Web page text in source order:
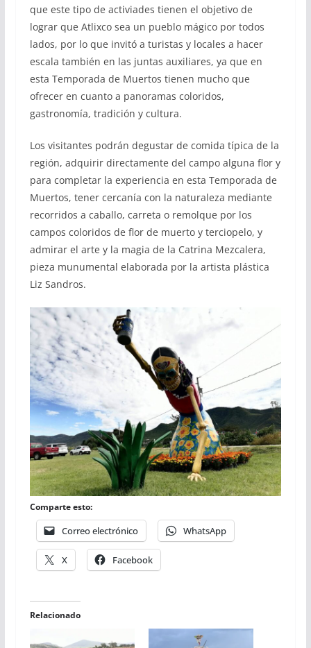
que este tipo de activiades tienen el objetivo de
lograr que Atlixco sea un pueblo mágico por todos
lados, por lo que invitó a turistas y locales a hacer
escala también en las juntas auxiliares, ya que en
esta Temporada de Muertos tienen mucho que
ofrecer en cuanto a panoramas coloridos,
gastronomía, tradición y cultura.
Los visitantes podrán degustar de comida típica de la
región, adquirir directamente del campo alguna flor y
para completar la experiencia en esta Temporada de
Muertos, tener cercanía con la naturaleza mediante
recorridos a caballo, carreta o remolque por los
campos coloridos de flor de muerto y terciopelo, y
admirar el arte y la magia de la Catrina Mezcalera,
pieza munumental elaborada por la artista plástica
Liz Sandros.
Comparte esto:
Correo electrónico WhatsApp
X Facebook
Relacionado